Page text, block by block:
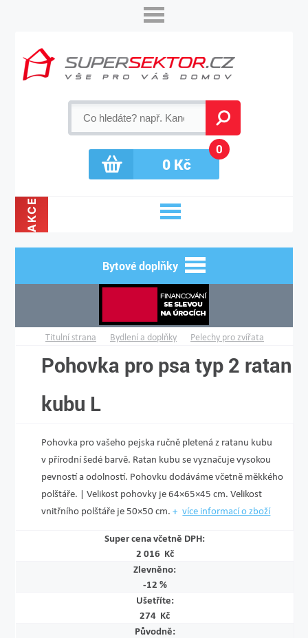
0Kč
0
AKCE
Bytové doplňky
Titulní strana Bydlení a doplňky Pelechy pro zvířata
Pohovka pro psa typ 2 ratan
kubu L
Pohovka pro vašeho pejska ručně pletená z ratanu kubu
v přírodní šedé barvě. Ratan kubu se vyznačuje vysokou
pevností a odolností. Pohovku dodáváme včetně měkkého
polštáře. | Velikost pohovky je 64×65×45 cm. Velikost
vnitřního polštáře je 50×50 cm.
více informací o zboží
Super cena včetně DPH:
2 016 Kč
Zlevněno:
-12 %
Ušetříte:
274 Kč
Původně: